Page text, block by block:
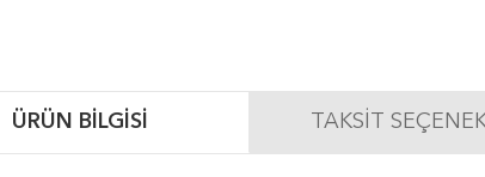
ÜRÜN BILGISI TAKSIT